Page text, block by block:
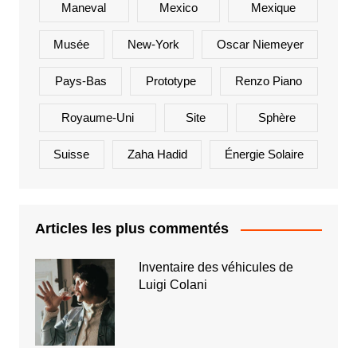
Maneval Mexico Mexique
Musée New-York Oscar Niemeyer
Pays-Bas Prototype Renzo Piano
Royaume-Uni Site Sphère
Suisse Zaha Hadid Énergie Solaire
Articles les plus commentés
Inventaire des véhicules de
Luigi Colani